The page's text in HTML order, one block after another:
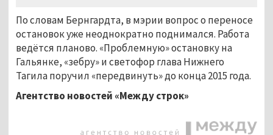
По словам Бернгардта, в мэрии вопрос о переносе
остановок уже неоднократно поднимался. Работа
ведётся планово. «Проблемную» остановку на
Гальянке, «зебру» и светофор глава Нижнего
Тагила поручил «передвинуть» до конца 2015 года.
Агентство новостей «Между строк»